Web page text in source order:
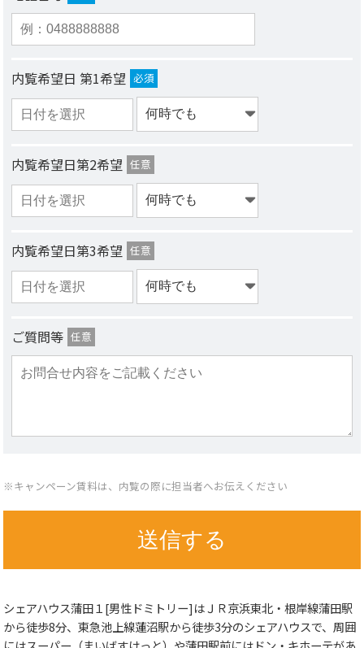
内覧希望日 第1希望 必須
内覧希望日第2希望 任意
内覧希望日第3希望 任意
ご質問等 任意
※キャンペーン賃料は、内覧の際に担当者へお伝えください
シェアハウス蒲田１[男性ドミトリー]はＪＲ京浜東北・根岸線蒲田駅
から徒歩8分、東急池上線蓮沼駅から徒歩3分のシェアハウスで、周囲